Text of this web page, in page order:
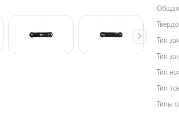
Тип
Тип
Тип
Тип
Типы